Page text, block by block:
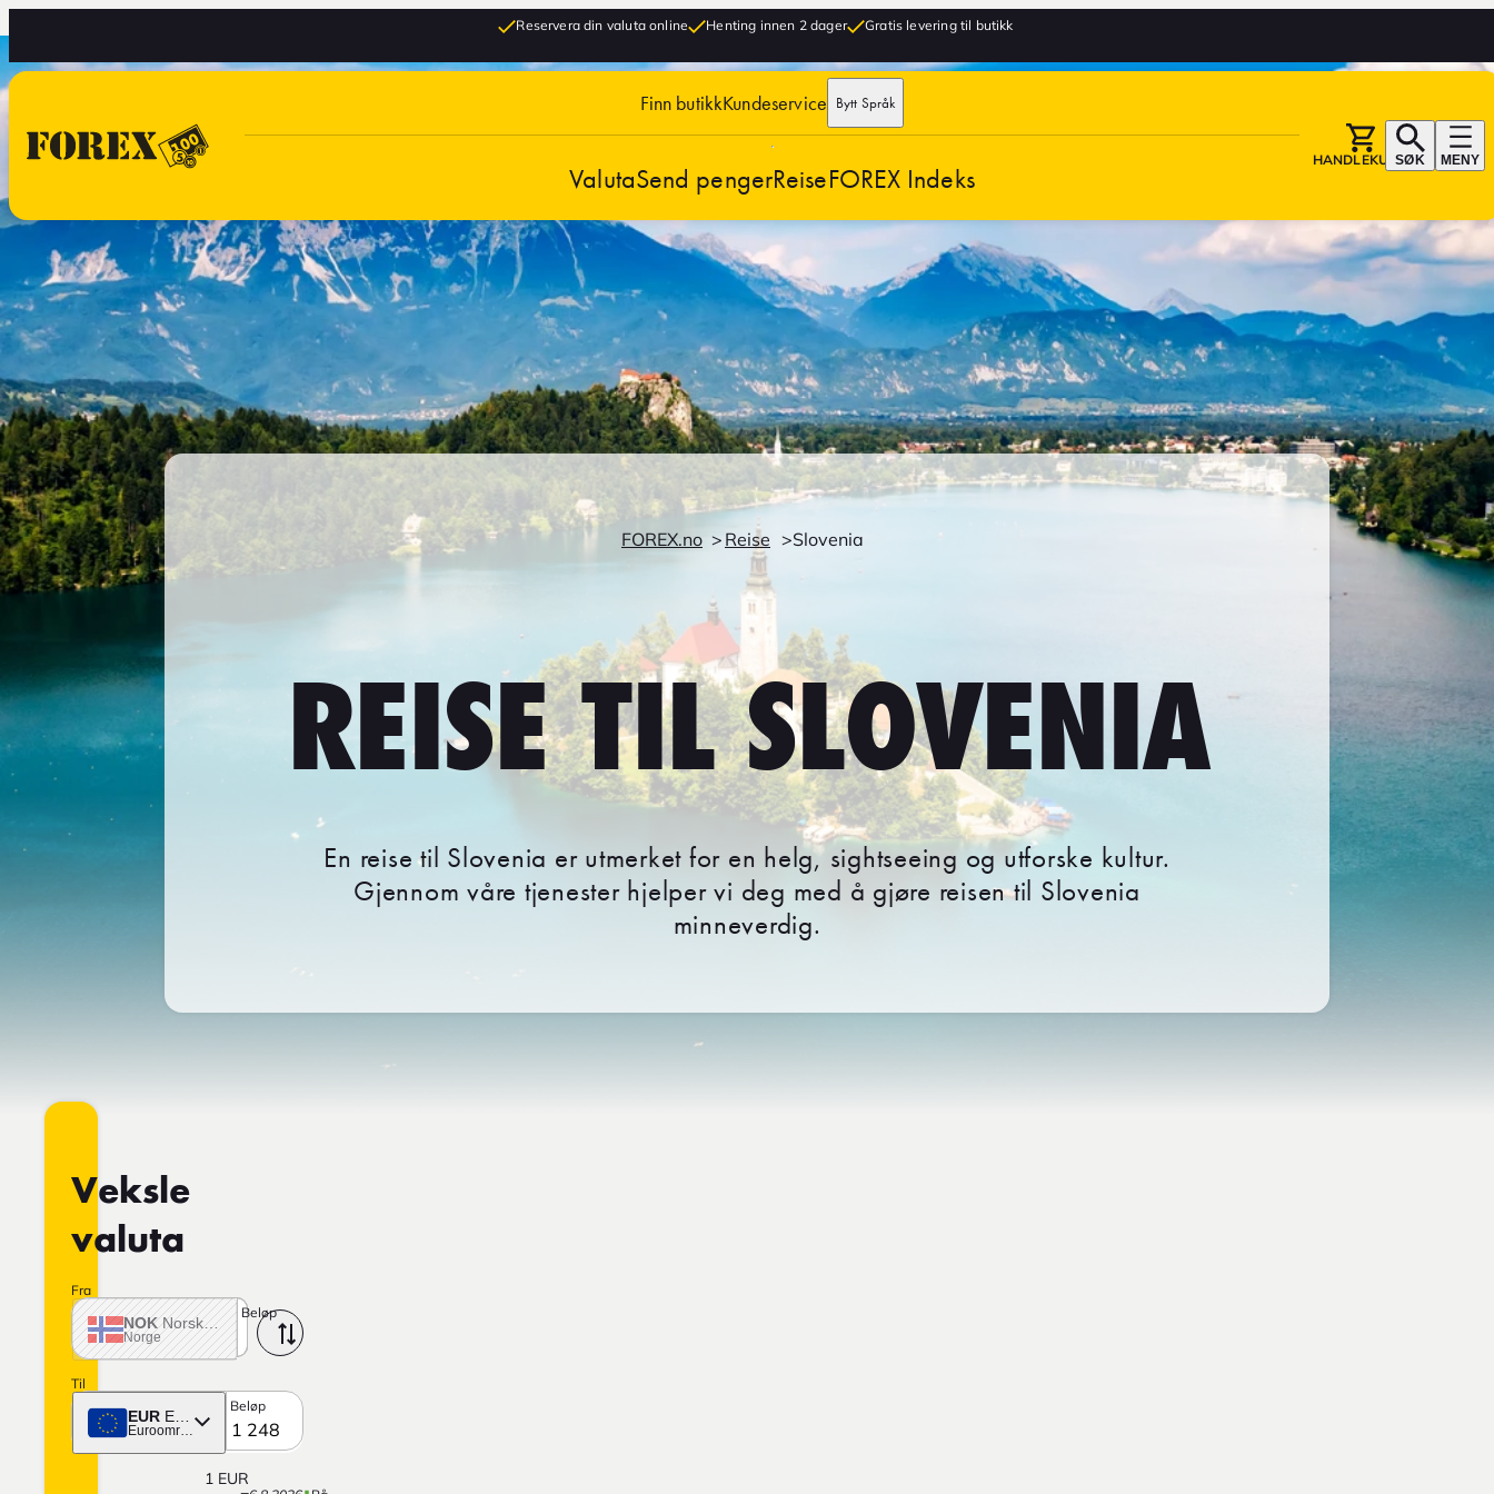
Reservera din valuta online Henting innen 2 dager Gratis levering til butikk
Finn butikkKundeservice Bytt Språk
ValutaSend pengerReiseFOREX Indeks
HANDLEKURVSØK MENY
FOREX.no Reise Slovenia
REISE TIL SLOVENIA
En reise til Slovenia er utmerket for en helg, sightseeing og utforske kultur.
Gjennom våre tjenester hjelper vi deg med å gjøre reisen til Slovenia
minneverdig.
Veksle
valuta
Fra
NOK Norske krone
Norge
Beløp
Til
EUR Euro
Euroområdet
Beløp
1 EUR